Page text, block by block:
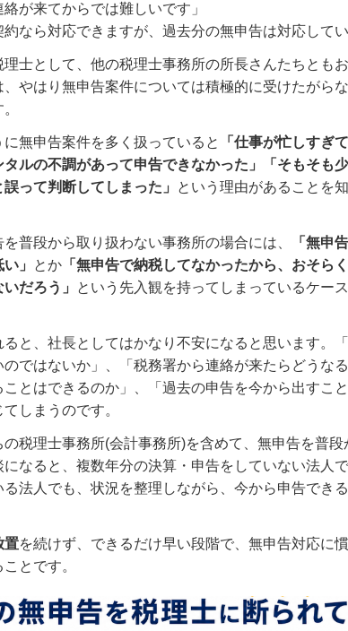
絡が来てからでは難しいです」
約なら対応できますが、過去分の無申告は対応してい
理士として、他の税理士事務所の所長さんたちとも
、やはり無申告案件については積極的に受けたがら
無申告案件を多く扱っていると
「仕事が忙しすぎ
ルの不調があって申告できなかった」「そもそも
って判断してしまった」
という理由があることを
普段から取り扱わない事務所の場合には、
「無申
」
とか 「無申告で納税してなかったから、おそら
だろう」
という先入観を持ってしまっているケー
と、社長としてはかなり不安になると思います。
のではないか」、「税務署から連絡が来たらどうなる
ことはできるのか」、「過去の申告を今から出すこ
しまうのです。
の税理士事務所(会計事務所)を含めて、無申告を普段
なると、複数年分の決算・申告をしていない法人
法人でも、状況を整理しながら、今から申告でき
置を続けず、できるだけ早い段階で、無申告対応に
とです。